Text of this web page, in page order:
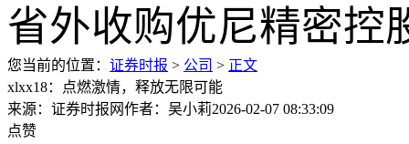
您当前的位置： 证券时报 > 公司 > 正文
xlxx18：点燃激情，释放无限可能
来源：证券时报网作者：吴小莉2026-02-07 08:33:09
点赞